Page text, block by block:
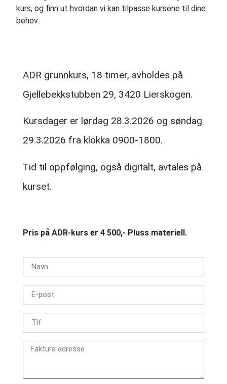
kurs, og finn ut hvordan vi kan tilpasse kursene til dine
behov.
ADR grunnkurs, 18 timer, avholdes på
Gjellebekkstubben 29, 3420 Lierskogen.
Kursdager er lørdag 28.3.2026 og søndag
29.3.2026 fra klokka 0900-1800.
Tid til oppfølging, også digitalt, avtales på
kurset.
Pris på ADR-kurs er 4 500,- Pluss materiell.